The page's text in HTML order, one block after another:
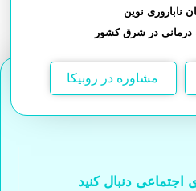
ناباروری نوین
مشاوره در روبیکا
اجتماعی دنبال کنید